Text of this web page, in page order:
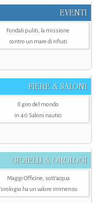
EVENTI
Fondali puliti, la missione
contro un mare di rifiuti
FIERE & SALONI
Il giro del mondo
in 40 Saloni nautici
GIOIELLI & OROLOGI
Maggi Officine, sott’acqua
l'orologio ha un valore immenso